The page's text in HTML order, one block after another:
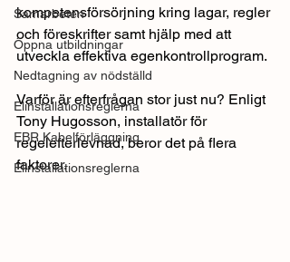
Samarbeten
Öppna utbildningar
Nedtagning av nödställd
Elinstallationsreglerna
EBR Kabelförläggning
Elinstallationsreglerna
kompetensförsörjning kring lagar, regler
och föreskrifter samt hjälp med att
utveckla effektiva egenkontrollprogram.
Varför är efterfrågan stor just nu? Enligt
Tony Hugosson, installatör för
regelefterlevnad, beror det på flera
faktorer.